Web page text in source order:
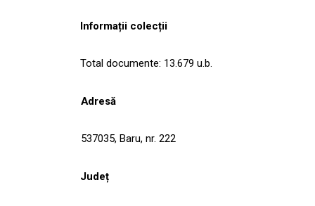
Informații colecții
Total documente: 13.679 u.b.
Adresă
537035, Baru, nr. 222
Județ